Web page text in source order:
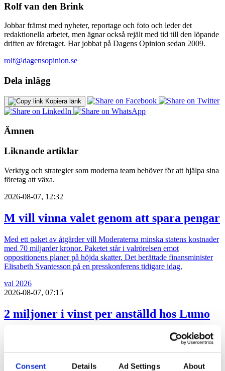
Consent Details Ad Settings About
Rolf van den Brink
Jobbar främst med nyheter, reportage och foto och leder det
redaktionella arbetet, men ägnar också rejält med tid till den löpande
driften av företaget. Har jobbat på Dagens Opinion sedan 2009.
rolf@dagensopinion.se
Dela inlägg
Kopiera länk
Ämnen
Liknande artiklar
Verktyg och strategier som moderna team behöver för att hjälpa sina
företag att växa.
2026-08-07, 12:32
M vill vinna valet genom att spara pengar
Med ett paket av åtgärder vill Moderaterna minska statens kostnader
med 70 miljarder kronor. Paketet står i valrörelsen emot
oppositionens planer på höjda skatter. Det berättade finansminister
Elisabeth Svantesson på en presskonferens tidigare idag.
val 2026
2026-08-07, 07:15
2 miljoner i vinst per anställd hos Lumo
Pa-byrån Lumo Advice presterade en rörelsemarginal på 41 procent
under 2025. Rörelsevinsten per medarbetare låg på 2,1 miljoner
kronor.